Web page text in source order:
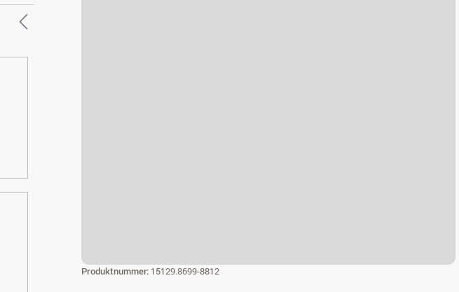
Produktnummer: 15129.8699-8812